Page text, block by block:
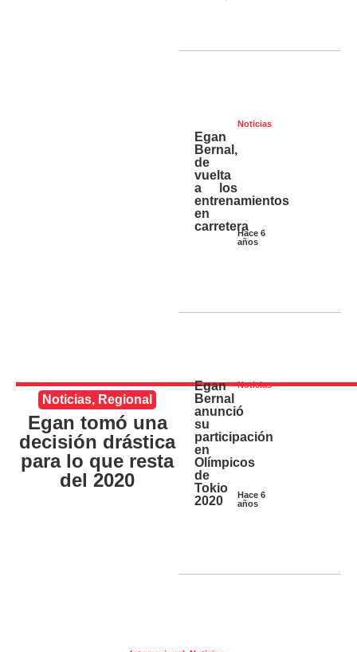
Noticias, Regional
Egan tomó una
decisión drástica
para lo que resta
del 2020
Noticias
Hace 6
años
Egan
Bernal,
de
vuelta
a los
entrenamientos
en
carretera
Noticias
Hace 6
años
Egan
Bernal
anunció
su
participación
en
Olímpicos
de
Tokio
2020